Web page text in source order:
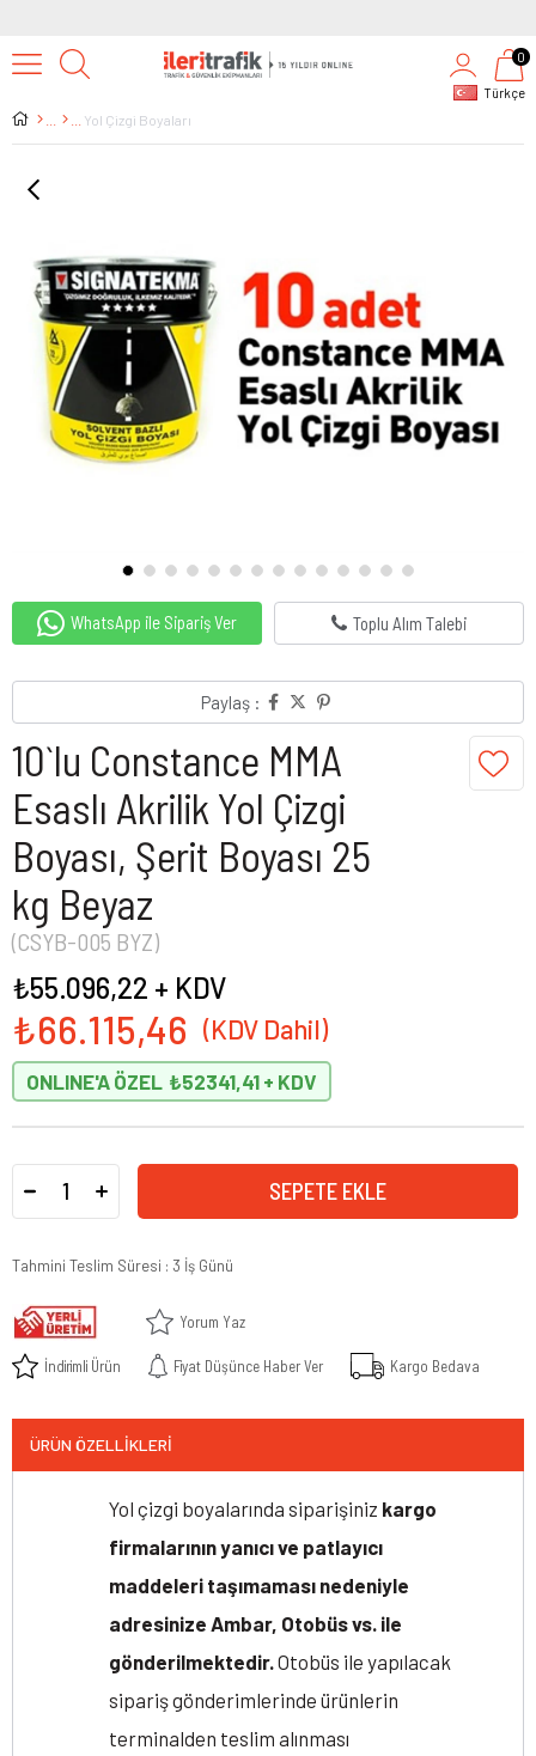
Türkçe
0
Yol Çizgi Boyaları
WhatsApp ile Sipariş Ver Toplu Alım Talebi
Paylaş :
10`lu Constance MMA
Esaslı Akrilik Yol Çizgi
Boyası, Şerit Boyası 25
kg Beyaz
(CSYB-005 BYZ)
₺66.115,46
₺55.096,22 + KDV
ONLINE'A ÖZEL ₺52341,41
Tahmini Teslim Süresi : 3 İş Günü
Yorum Yaz
İndirimli Ürün Fiyat Düşünce Haber Ver Kargo Bedava
ÜRÜN ÖZELLIKLERI
Yol çizgi boyalarında siparişiniz kargo
firmalarının yanıcı ve patlayıcı
maddeleri taşımaması nedeniyle
adresinize Ambar, Otobüs vs. ile
gönderilmektedir. Otobüs ile yapılacak
sipariş gönderimlerinde ürünlerin
terminalden teslim alınması